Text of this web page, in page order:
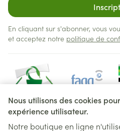
Nous utilisons des cookies
expérience utilisateur.
Notre boutique en ligne
En cliquant sur s'abonner, vous
et acceptez notre politique de